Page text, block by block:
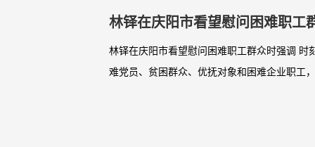
林铎在庆阳市看望慰问困难职工
林铎在庆阳市看望慰问困难职工群众时强调
难党员、贫困群众、优抚对象和困难企业职工